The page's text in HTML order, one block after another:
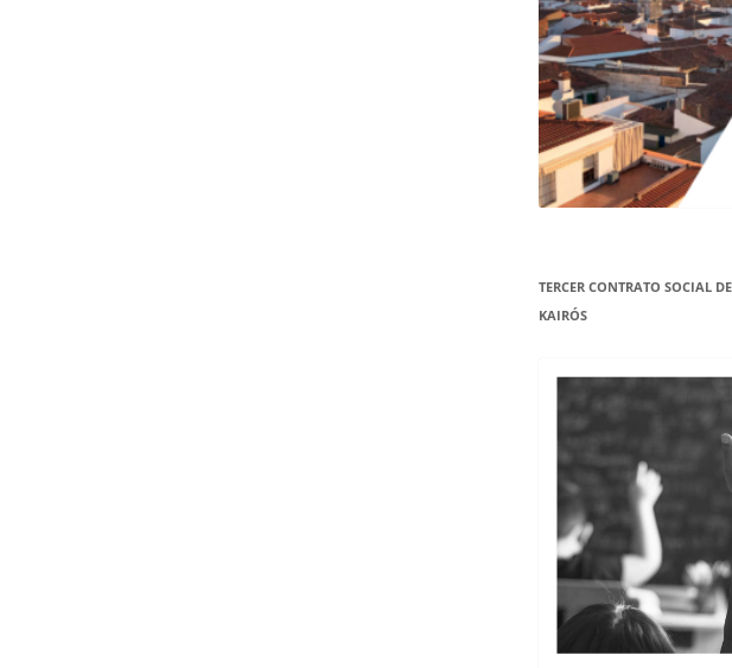
TERCER CONTRATO SOCIAL
KAIRÓS